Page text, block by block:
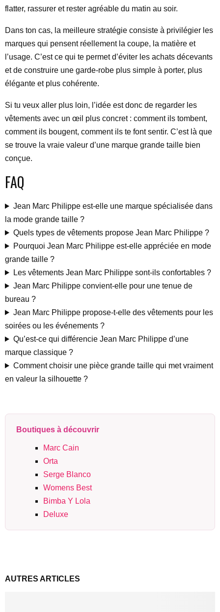
flatter, rassurer et rester agréable du matin au soir.
Dans ton cas, la meilleure stratégie consiste à privilégier les
marques qui pensent réellement la coupe, la matière et
l’usage. C’est ce qui te permet d’éviter les achats décevants
et de construire une garde-robe plus simple à porter, plus
élégante et plus cohérente.
Si tu veux aller plus loin, l’idée est donc de regarder les
vêtements avec un œil plus concret : comment ils tombent,
comment ils bougent, comment ils te font sentir. C’est là que
se trouve la vraie valeur d’une marque grande taille bien
conçue.
FAQ
Jean Marc Philippe est-elle une marque spécialisée dans
la mode grande taille ?
Quels types de vêtements propose Jean Marc Philippe ?
Pourquoi Jean Marc Philippe est-elle appréciée en mode
grande taille ?
Les vêtements Jean Marc Philippe sont-ils confortables ?
Jean Marc Philippe convient-elle pour une tenue de
bureau ?
Jean Marc Philippe propose-t-elle des vêtements pour les
soirées ou les événements ?
Qu’est-ce qui différencie Jean Marc Philippe d’une
marque classique ?
Comment choisir une pièce grande taille qui met vraiment
en valeur la silhouette ?
Boutiques à découvrir
Marc Cain
Orta
Serge Blanco
Womens Best
Bimba Y Lola
Deluxe
AUTRES ARTICLES